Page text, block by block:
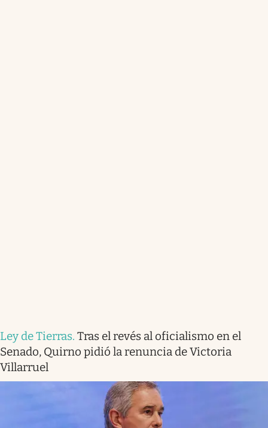
Ley de Tierras. Tras el revés al oficialismo en el
Senado, Quirno pidió la renuncia de Victoria
Villarruel